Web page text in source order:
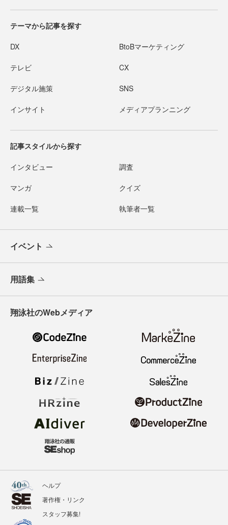
テーマから記事を探す
DX BtoBマーケティング
テレビ CX
デジタル施策 SNS
インサイト メディアプランニング
記事スタイルから探す
インタビュー 調査
マンガ クイズ
連載一覧 執筆者一覧
イベント
用語集
翔泳社のWebメディア
ヘルプ
著作権・リンク
スタッフ募集!